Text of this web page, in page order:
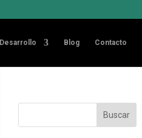
Desarrollo Blog Contacto